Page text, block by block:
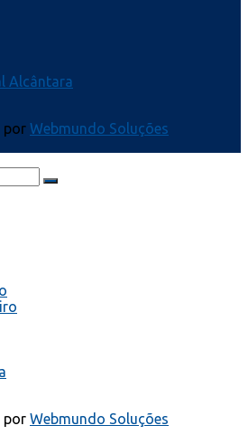
Alcântara
por Webmundo Soluções
por Webmundo Soluções